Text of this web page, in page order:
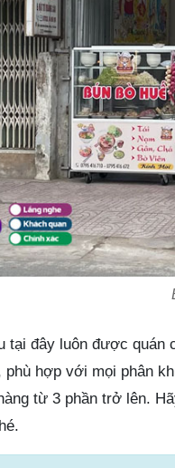
tại đây luôn được
hợp với mọi phân
từ 3 phần trở lên.